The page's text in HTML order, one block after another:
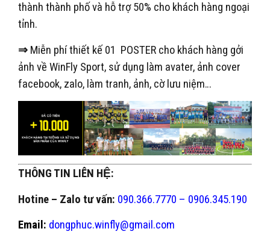
thành thành phố và hỗ trợ 50% cho khách hàng ngoại
tỉnh.
⇒ Miễn phí thiết kế 01 POSTER cho khách hàng gởi
ảnh về WinFly Sport, sử dụng làm avater, ảnh cover
facebook, zalo, làm tranh, ảnh, cờ lưu niệm…
THÔNG TIN LIÊN HỆ:
Hotine – Zalo tư vấn: 090.366.7770 – 0906.345.190
Email: dongphuc.winfly@gmail.com